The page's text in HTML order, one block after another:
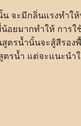
จะมีกลิ่นแรงทำใ
ยมากทำให้ การใ
ตรน้ำนั้นจะสู้สีรอ
รน้ำ แต่จะแนะนำ